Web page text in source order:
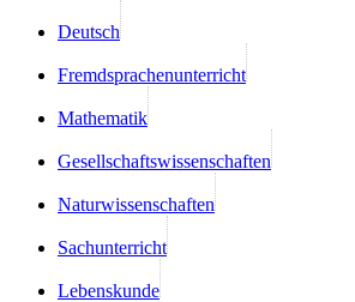
Deutsch
Fremdsprachenunterricht
Mathematik
Gesellschaftswissenschaften
Naturwissenschaften
Sachunterricht
Lebenskunde